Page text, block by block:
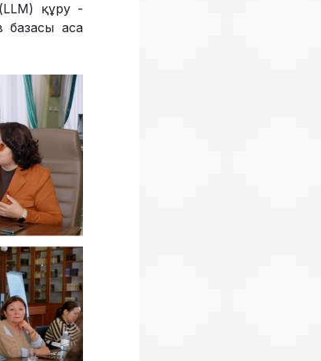
құру -
базасы аса